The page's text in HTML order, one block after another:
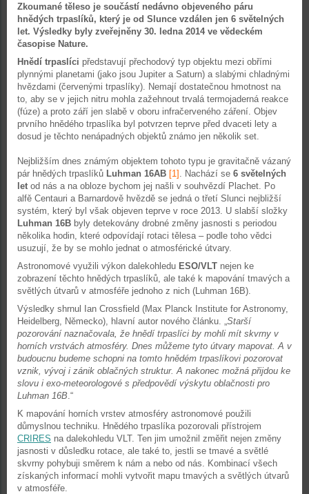
Zkoumané těleso je součástí nedávno objeveného páru
hnědých trpaslíků, který je od Slunce vzdálen jen 6 světelných
let. Výsledky byly zveřejněny 30. ledna 2014 ve vědeckém
časopise Nature.
Hnědí trpaslíci představují přechodový typ objektu mezi obřími
plynnými planetami (jako jsou Jupiter a Saturn) a slabými chladnými
hvězdami (červenými trpaslíky). Nemají dostatečnou hmotnost na
to, aby se v jejich nitru mohla zažehnout trvalá termojaderná reakce
(fúze) a proto září jen slabě v oboru infračerveného záření. Objev
prvního hnědého trpaslíka byl potvrzen teprve před dvaceti lety a
dosud je těchto nenápadných objektů známo jen několik set.
Nejbližším dnes známým objektem tohoto typu je gravitačně vázaný
pár hnědých trpaslíků Luhman 16AB [1] . Nachází se 6 světelných
let od nás a na obloze bychom jej našli v souhvězdí Plachet. Po
alfě Centauri a Barnardově hvězdě se jedná o třetí Slunci nejbližší
systém, který byl však objeven teprve v roce 2013. U slabší složky
Luhman 16B byly detekovány drobné změny jasnosti s periodou
několika hodin, které odpovídají rotaci tělesa – podle toho vědci
usuzují, že by se mohlo jednat o atmosférické útvary.
Astronomové využili výkon dalekohledu ESO/VLT nejen ke
zobrazení těchto hnědých trpaslíků, ale také k mapování tmavých a
světlých útvarů v atmosféře jednoho z nich (Luhman 16B).
Výsledky shrnul Ian Crossfield (Max Planck Institute for Astronomy,
Heidelberg, Německo), hlavní autor nového článku. „Starší
pozorování naznačovala, že hnědí trpaslíci by mohli mít skvrny v
horních vrstvách atmosféry. Dnes můžeme tyto útvary mapovat. A v
budoucnu budeme schopni na tomto hnědém trpaslíkovi pozorovat
vznik, vývoj i zánik oblačných struktur. A nakonec možná přijdou ke
slovu i exo-meteorologové s předpovědí výskytu oblačnosti pro
Luhman 16B.“
K mapování horních vrstev atmosféry astronomové použili
důmyslnou techniku. Hnědého trpaslíka pozorovali přístrojem
CRIRES na dalekohledu VLT. Ten jim umožnil změřit nejen změny
jasnosti v důsledku rotace, ale také to, jestli se tmavé a světlé
skvrny pohybuji směrem k nám a nebo od nás. Kombinací všech
získaných informací mohli vytvořit mapu tmavých a světlých útvarů
v atmosféře.